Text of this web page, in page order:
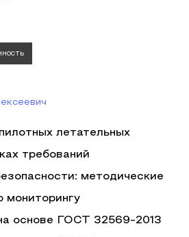
летательных
требований
методические
мониторингу
основе ГОСТ 32569-2013